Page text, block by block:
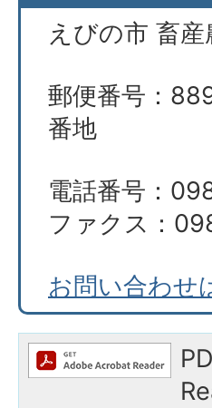
えびの市 畜
郵便番号：
番地
電話番号：
ファクス：
お問い合わせ